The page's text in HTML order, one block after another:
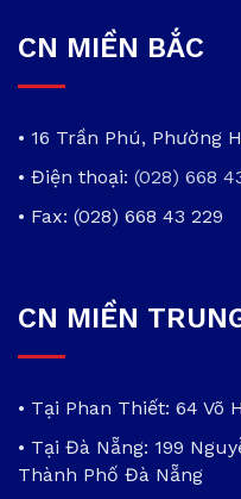
CN MIỀN BẮC
• 16 Trần Phú, Phường
• Điện thoại: (028) 668
• Fax: (028) 668 43 229
CN MIỀN
• Tại Phan Thiết: 64
• Tại Đà Nẵng: 199
Thành Phố Đà Nẵng